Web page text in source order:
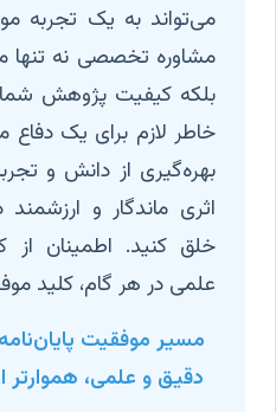
می‌تواند به یک تجربه
مشاوره تخصصی نه تنها
بلکه کیفیت پژوهش شما
خاطر لازم برای یک دفاع
بهره‌گیری از دانش و
اثری ماندگار و
خلق کنید. اطمینان
علمی در هر گام، کلید
مسیر موفقیت
دقیق و علمی،